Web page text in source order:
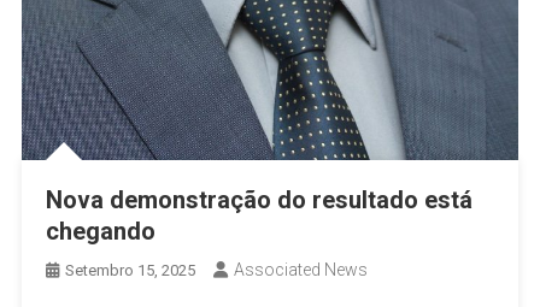
Nova demonstração do resultado está
chegando
Setembro 15, 2025 Associated News